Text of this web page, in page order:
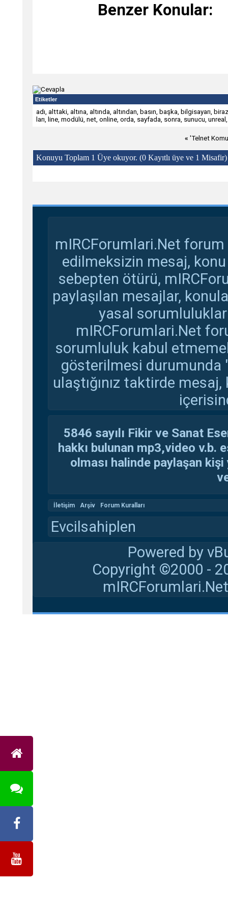
Benzer Konular:
Etiketler
adı, alttaki, altına, altında, altından, basın, başka, bilgisayarı, biraz
ları, line, modülü, net, online, orda, sayfada, sonra, sunucu, unreal
« 'Telnet
Konuyu Toplam 1 Üye okuyor. (0 Kayıtlı üye ve 1 Misafir)
mIRCForumlari.Net
edilmeksizin mesaj,
sebepten ötürü,
paylaşılan mesajlar,
yasal
mIRCForumlari.Net
sorumluluk kabul
gösterilmesi durumunda
ulaştığınız taktirde
5846 sayılı Fikir ve Sanat
hakkı bulunan mp3,video v.b.
olması halinde paylaşan
İletişim Arşiv Forum Kuralları
Evcilsahiplen
Powered by
Copyright ©2000 -